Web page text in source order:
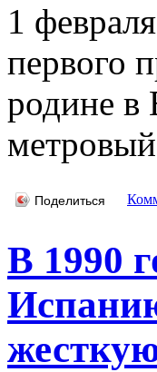
1
первого
родине в
Поделиться
В 1990